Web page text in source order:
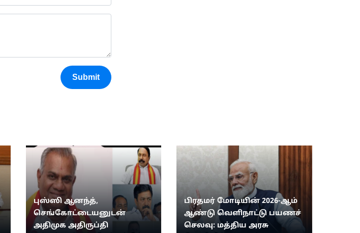
Submit
புஸ்ஸி ஆனந்த்,
செங்கோட்டையனுடன்
அதிமுக அதிருப்தி
பிரதமர் மோடியின் 2026-ஆம்
ஆண்டு வெளிநாட்டு பயணச்
செலவு: மத்திய அரசு